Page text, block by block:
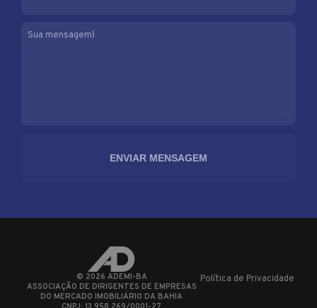
Sua mensagem)
© 2026 ADEMI-BA
ASSOCIAÇÃO DE DIRIGENTES DE EMPRESAS
DO MERCADO IMOBILIÁRIO DA BAHIA
Política de Privacidade